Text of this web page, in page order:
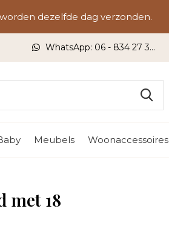
Meubels Woonaccessoires
WhatsApp: 06 - 834 27 333
dezelfde dag verzonden.
met 18